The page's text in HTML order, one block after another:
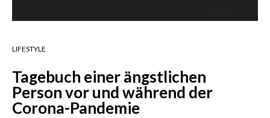
LIFESTYLE
Tagebuch einer ängstlichen
Person vor und während der
Corona-Pandemie